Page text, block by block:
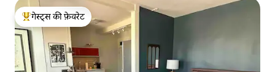
गेस्ट्स का टॉप फ़ेवरेट
गेस्ट्स की फ़ेवरेट